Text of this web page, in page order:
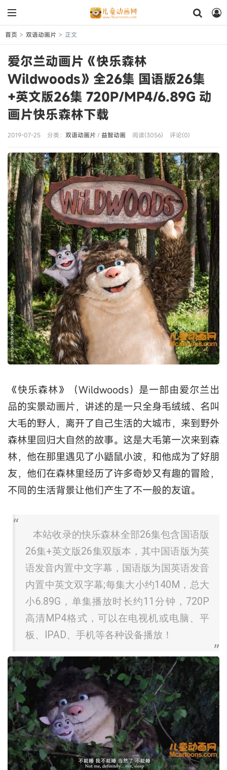
首页 > 双语动画片 > 正文
爱尔兰动画片《快乐森林
Wildwoods》全26集 国语版26集
+英文版26集 720P/MP4/6.89G 动
画片快乐森林下载
2019-07-25 分类： 双语动画片/ 益智动画 阅读(3056) 评论(0)
《快乐森林》（Wildwoods）是一部由爱尔兰出
品的实景动画片，讲述的是一只全身毛绒绒、名叫
大毛的野人，离开了自己生活的大城市，来到野外
森林里回归大自然的故事。这是大毛第一次来到森
林，他在那里遇见了小鼯鼠小波，和他成为了好朋
友，他们在森林里经历了许多奇妙又有趣的冒险，
不同的生活背景让他们产生了不一般的友谊。
本站收录的快乐森林全部26集包含国语版
26集+英文版26集双版本，其中国语版为英
语发音内置中文字幕，国语版为国英语发音
内置中英文双字幕;每集大小约140M，总大
小6.89G，单集播放时长约11分钟，720P
高清MP4格式，可以在电视机或电脑、平
板、IPAD、手机等各种设备播放！